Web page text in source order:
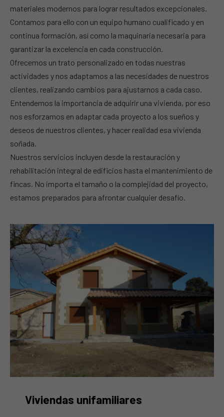
materiales modernos para lograr resultados excepcionales.
Contamos para ello con un equipo humano cualificado y en
continua formación, así como la maquinaria necesaria para
garantizar la excelencia en cada construcción.
Ofrecemos un trato personalizado en todas nuestras
actividades y nos adaptamos a las necesidades de nuestros
clientes, realizando cambios para ajustarnos a cada caso.
Entendemos la importancia de adquirir una vivienda, por eso
nos esforzamos en adaptar cada proyecto a los sueños y
deseos de nuestros clientes, y hacer realidad esa vivienda
soñada.
Nuestros servicios incluyen desde la restauración y
rehabilitación integral de edificios hasta el mantenimiento de
fincas. No importa el tamaño o la complejidad del proyecto,
estamos preparados para afrontar cualquier desafío.
Viviendas unifamiliares